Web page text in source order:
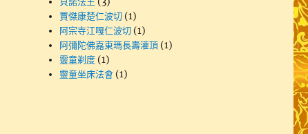
賈傑康楚仁波切 (1)
阿宗寺江嘎仁波切 (1)
阿彌陀佛嘉東瑪長壽灌頂 (1)
靈童剃度 (1)
靈童坐床法會 (1)